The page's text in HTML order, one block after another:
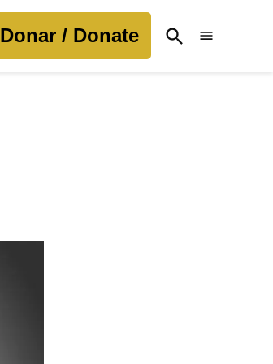
Donar / Donate
Open
Search